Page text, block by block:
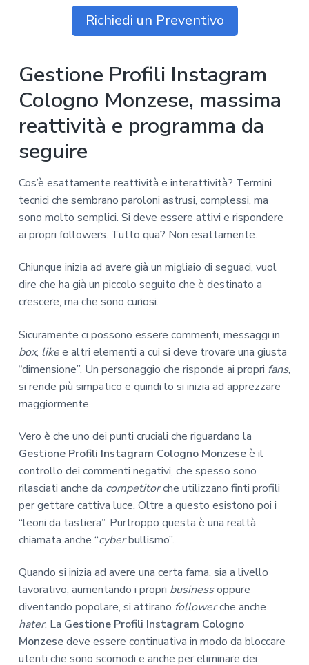
Richiedi un Preventivo
Gestione Profili Instagram
Cologno Monzese, massima
reattività e programma da
seguire
Cos’è esattamente reattività e interattività? Termini
tecnici che sembrano paroloni astrusi, complessi, ma
sono molto semplici. Si deve essere attivi e rispondere
ai propri followers. Tutto qua? Non esattamente.
Chiunque inizia ad avere già un migliaio di seguaci, vuol
dire che ha già un piccolo seguito che è destinato a
crescere, ma che sono curiosi.
Sicuramente ci possono essere commenti, messaggi in
box, likee altri elementi a cui si deve trovare una giusta
“dimensione”. Un personaggio che risponde ai propri fans,
si rende più simpatico e quindi lo si inizia ad apprezzare
maggiormente.
Vero è che uno dei punti cruciali che riguardano la
Gestione Profili Instagram Cologno Monzeseè il
controllo dei commenti negativi, che spesso sono
rilasciati anche da competitorche utilizzano finti profili
per gettare cattiva luce. Oltre a questo esistono poi i
“leoni da tastiera”. Purtroppo questa è una realtà
chiamata anche “cyberbullismo”.
Quando si inizia ad avere una certa fama, sia a livello
lavorativo, aumentando i propri businessoppure
diventando popolare, si attirano followerche anche
hater. La Gestione Profili Instagram Cologno
Monzesedeve essere continuativa in modo da bloccare
utenti che sono scomodi e anche per eliminare dei